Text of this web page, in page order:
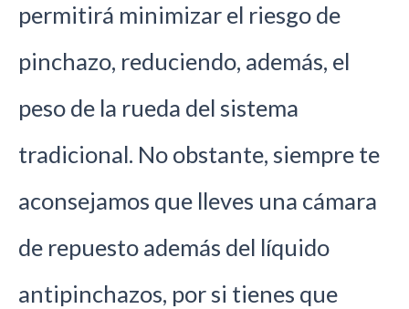
permitirá minimizar el riesgo de
pinchazo, reduciendo, además, el
peso de la rueda del sistema
tradicional. No obstante, siempre te
aconsejamos que lleves una cámara
de repuesto además del líquido
antipinchazos, por si tienes que